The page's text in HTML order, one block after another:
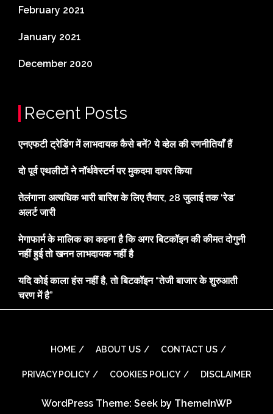
February 2021
January 2021
December 2020
Recent Posts
एनएफटी ट्रेडिंग में लाभदायक कैसे बनें? ये व्हेल की रणनीतियाँ हैं
दो पूर्व एथलीटों ने नॉर्थवेस्टर्न पर मुकदमा दायर किया
तेलंगाना अत्यधिक भारी बारिश के लिए तैयार, 28 जुलाई तक ‘रेड’
अलर्ट जारी
मेगाफार्म के मालिक का कहना है कि अगर बिटकॉइन की कीमत दोगुनी
नहीं हुई तो खनन लाभदायक नहीं है
यदि कोई काला हंस नहीं है, तो बिटकॉइन “तेजी बाजार के शुरुआती
चरण में है”
HOME ABOUT US CONTACT US
PRIVACY POLICY COOKIES POLICY DISCLAIMER
WordPress Theme: Seek by ThemeInWP